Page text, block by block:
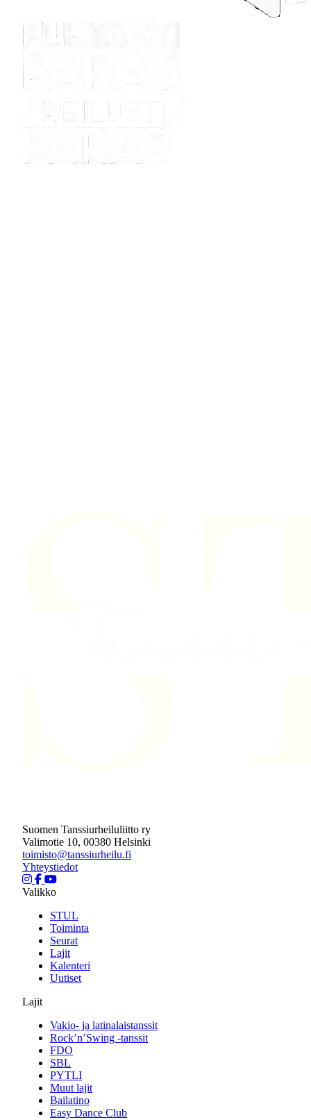
Suomen Tanssiurheiluliitto ry
Valimotie 10, 00380 Helsinki
toimisto@tanssiurheilu.fi
Yhteystiedot
Valikko
STUL
Toiminta
Seurat
Lajit
Kalenteri
Uutiset
Lajit
Vakio- ja latinalaistanssit
Rock’n’Swing -tanssit
FDO
SBL
PYTLI
Muut lajit
Bailatino
Easy Dance Club